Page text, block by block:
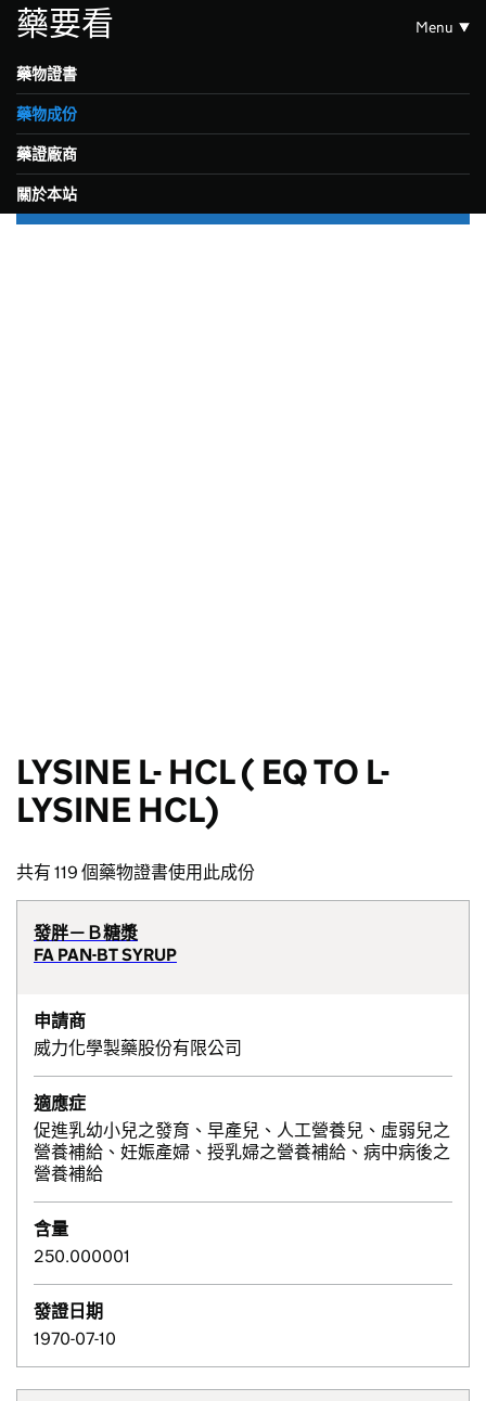
藥要看 Menu
藥物證書
藥物成份
藥證廠商
關於本站
LYSINE L- HCL ( EQ TO L-
LYSINE HCL)
共有 119 個藥物證書使用此成份
發胖－Ｂ糖漿
FA PAN-BT SYRUP
申請商
威力化學製藥股份有限公司
適應症
促進乳幼小兒之發育、早產兒、人工營養兒、虛弱兒之
營養補給、妊娠產婦、授乳婦之營養補給、病中病後之
營養補給
含量
250.000001
發證日期
1970-07-10